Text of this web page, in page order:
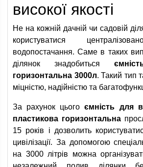
високої якості
Не на кожній дачній чи садовій
користуватися
водопостачання. Саме в таких
ділянок знадобиться
горизонтальна 3000л. Такий тип
міцністю, надійністю та
За рахунок цьогоємність для
пластикова горизонтальна
15 років і дозволить
цивілізації. За допомогою
на 3000 літрів можна